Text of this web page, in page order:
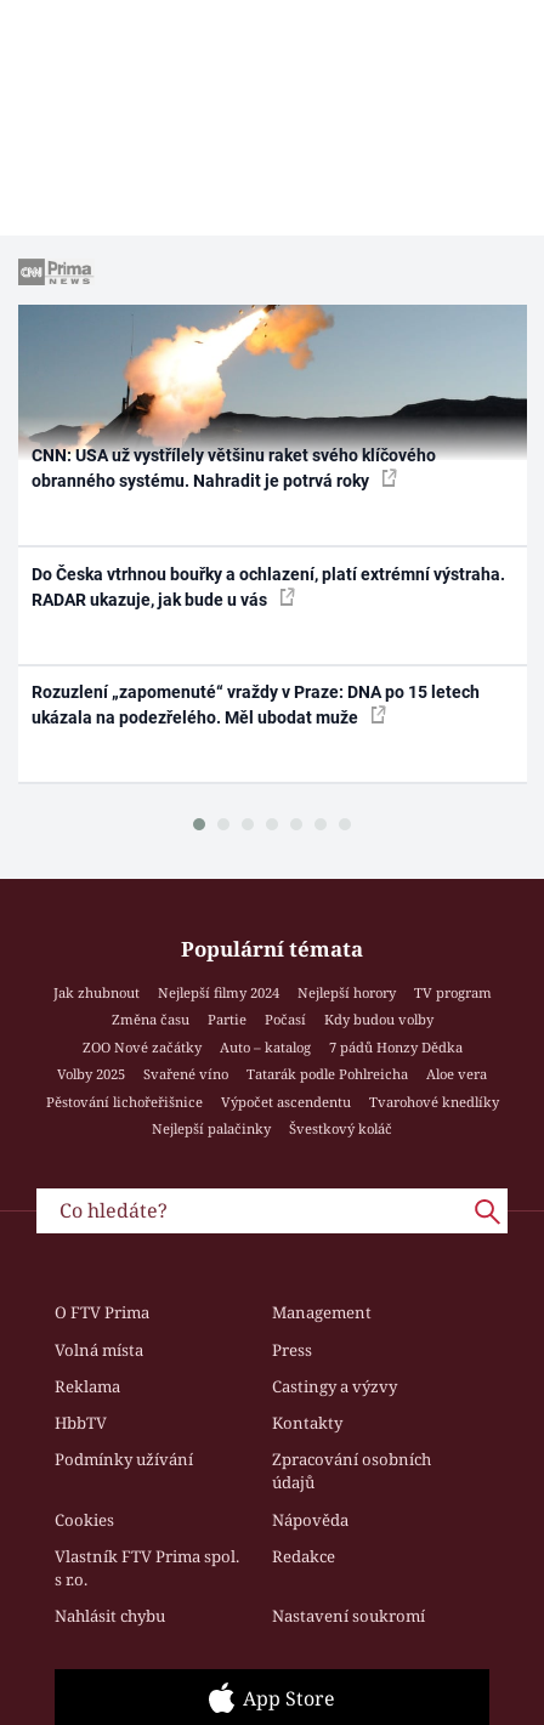
CNN: USA už vystřílely většinu raket svého klíčového
obranného systému. Nahradit je potrvá roky
Do Česka vtrhnou bouřky a ochlazení, platí extrémní výstraha.
RADAR ukazuje, jak bude u vás
Rozuzlení „zapomenuté“ vraždy v Praze: DNA po 15 letech
ukázala na podezřelého. Měl ubodat muže
Populární témata
Jak zhubnout Nejlepší filmy 2024 Nejlepší horory
TV program
Změna času
Partie Počasí
Kdy budou volby
ZOO Nové začátky
Auto – katalog
7 pádů Honzy Dědka
Volby 2025
Svařené víno Tatarák podle Pohlreicha
Aloe vera
Pěstování lichořeřišnice
Výpočet ascendentu
Tvarohové knedlíky
Nejlepší palačinky
Švestkový koláč
O FTV Prima
Management
Volná místa
Press
Reklama
Castingy a výzvy
HbbTV
Kontakty
Podmínky užívání
Zpracování osobních
údajů
Cookies
Nápověda
Vlastník FTV Prima spol.
s r.o.
Redakce
Nahlásit chybu Nastavení soukromí
App Store